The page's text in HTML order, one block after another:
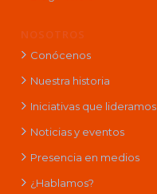
NOSOTROS
Conócenos
Nuestra historia
Iniciativas que lideramos
Noticias y eventos
Presencia en medios
¿Hablamos?